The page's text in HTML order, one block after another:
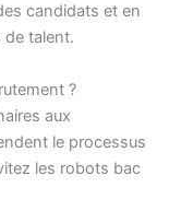
candidats et en
de talent.
?
aux
le processus
les robots bac